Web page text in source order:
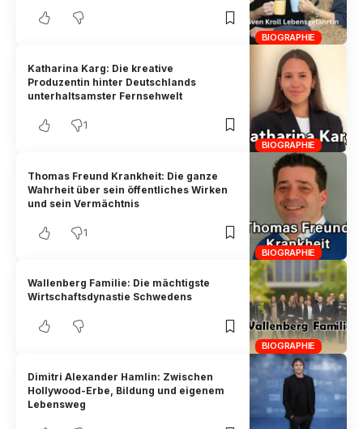
BIOGRAPHIE
BIOGRAPHIE
Katharina Karg: Die kreative
Produzentin hinter Deutschlands
unterhaltsamster Fernsehwelt
1
BIOGRAPHIE
Thomas Freund Krankheit: Die ganze
Wahrheit über sein öffentliches Wirken
und sein Vermächtnis
1
BIOGRAPHIE
Wallenberg Familie: Die mächtigste
Wirtschaftsdynastie Schwedens
Dimitri Alexander Hamlin: Zwischen
Hollywood-Erbe, Bildung und eigenem
Lebensweg